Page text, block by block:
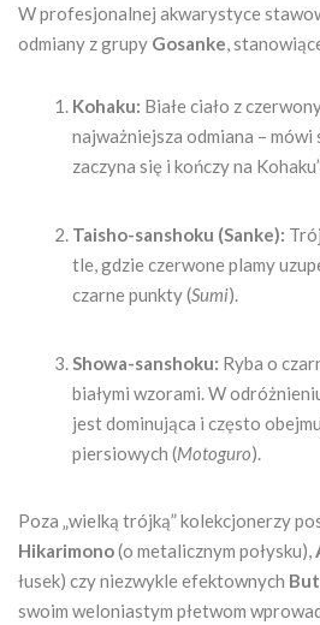
W profesjonalnej akwarystyce
odmiany z grupy Gosanke,
Kohaku: Białe ciało z
najważniejsza odmiana – mówi
zaczyna się i kończy na
Taisho-sanshoku (Sanke):
tle, gdzie czerwone plamy
czarne punkty (Sumi).
Showa-sanshoku: Ryba o
białymi wzorami. W
jest dominująca i często
piersiowych (Motoguro).
Poza „wielką trójką” kolekcjonerzy
Hikarimono(o metalicznym połysku),
łusek) czy niezwykle efektownych
swoim weloniastym płetwom